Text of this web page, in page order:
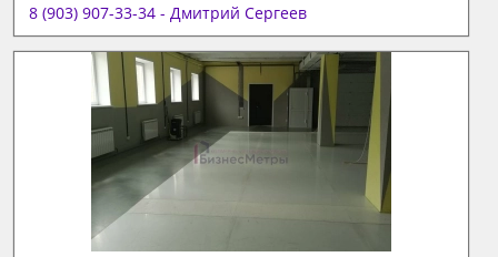
8 (903) 907-33-34 - Дмитрий Сергеев